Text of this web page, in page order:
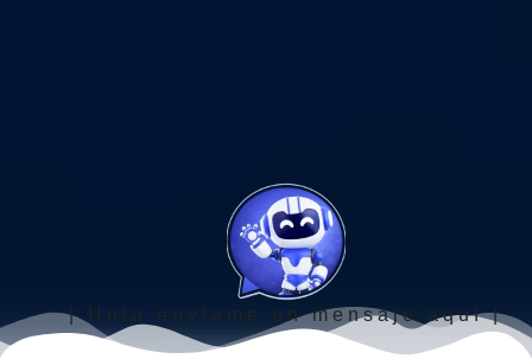
| Hola envíame un mensaje aquí |